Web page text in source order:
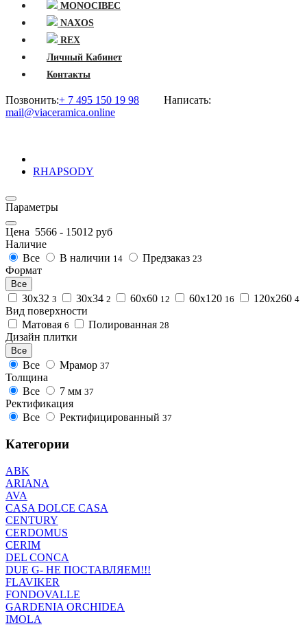
MONOCIBEC
NAXOS
REX
Личный Кабинет
Контакты
Позвонить:+ 7 495 150 19 98 Написать:
mail@viaceramica.online
RHAPSODY
Параметры
Цена 5566 - 15012 руб
Наличие
Все
В наличии 14 Предзаказ 23
Формат
Все
30х32 3 30х34 2 60x60 12 60х120 16 120х260 4
Вид поверхности
Матовая 6 Полированная 28
Дизайн плитки
Все
Все Мрамор 37
Толщина
Все
7 мм 37
Ректификация
Все
Ректифицированный 37
Категории
ABK
ARIANA
AVA
CASA DOLCE CASA
CENTURY
CERDOMUS
CERIM
DEL CONCA
DUE G- НЕ ПОСТАВЛЯЕМ!!!
FLAVIKER
FONDOVALLE
GARDENIA ORCHIDEA
IMOLA